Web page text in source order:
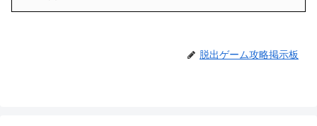
脱出ゲーム攻略掲示板